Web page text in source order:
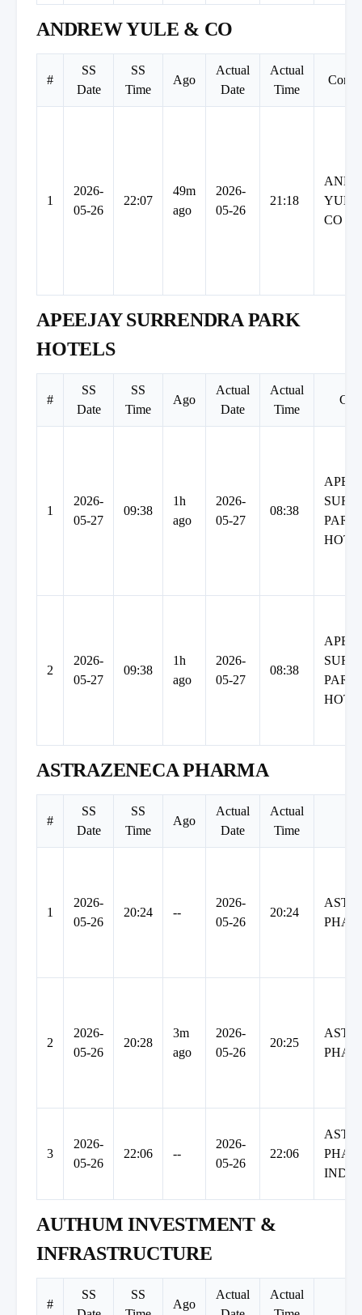
ANDREW YULE & CO
#
SS
Date
SS
Time
Ago
Actual
Date
Actual
Time
1
2026-
05-26
22:07
49m
ago
2026-
05-26
21:18
YULE
CO
APEEJAY SURRENDRA PARK
HOTELS
#
SS
Date
SS
Time
Ago
Actual
Date
Actual
Time
1
2026-
05-27
09:38
1h
ago
2026-
05-27
08:38
PARK
2
2026-
05-27
09:38
1h
ago
2026-
05-27
08:38
PARK
ASTRAZENECA PHARMA
#
SS
Date
SS
Time
Ago
Actual
Date
Actual
Time
1
2026-
05-26
20:24 --
2026-
05-26
20:24
2
2026-
05-26
20:28
3m
ago
2026-
05-26
20:25
3
2026-
05-26
22:06 --
2026-
05-26
22:06
INDIA
AUTHUM INVESTMENT &
INFRASTRUCTURE
#
SS
SS
Ago
Actual
Actual